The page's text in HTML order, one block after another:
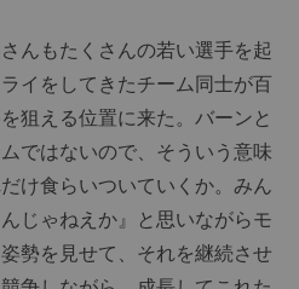
んもたくさんの若い選手を起
イをしてきたチーム同士が百
狙える位置に来た。バーンと
ではないので、そういう意味
け食らいついていくか。みん
じゃねえか』と思いながらモ
勢を見せて、それを継続させ